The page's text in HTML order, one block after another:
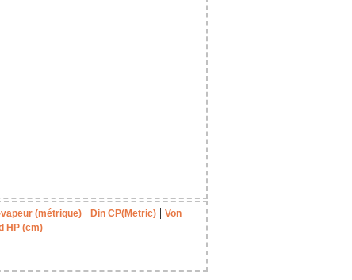
(métrique) Din CP(Metric)
Von
HP (cm)